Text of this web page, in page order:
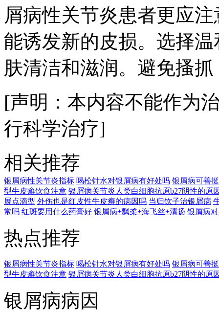
屑病性关节炎患者更应
能诱发新的皮损。选择
肤清洁和滋润。避免搔
[声明：本内容不能作为
行科学治疗]
相关推荐
银屑病性关节炎指标 喝松针水对银屑病有好处吗 银屑病可善
型牛皮癣饮食注意 银屑病关节炎人类白细胞抗原b27阴性的原
展点滴型 外伤也是红皮性牛皮癣的病因吗 当归饮子治银屑病
常吗 红斑要用什么药膏好 银屑病+飘柔+海飞丝+清扬 银屑病
热点推荐
银屑病性关节炎指标 喝松针水对银屑病有好处吗 银屑病可善
型牛皮癣饮食注意 银屑病关节炎人类白细胞抗原b27阴性的原
银屑病病因